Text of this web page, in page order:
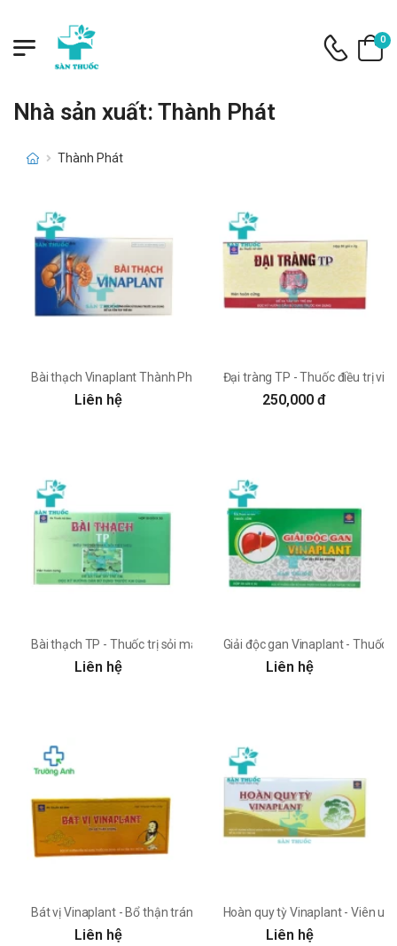
0
Nhà sản xuất: Thành Phát
Thành Phát
Bài thạch Vinaplant Thành Phát - Hỗ trợ điều trị sỏi thận
Liên hệ
Đại tràng TP - Thuốc điều trị
250,000 đ
Bài thạch TP - Thuốc trị sỏi mật, sỏi thận, sỏi tiết niệu
Liên hệ
Giải độc gan Vinaplant - Thuốc
Liên hệ
Bát vị Vinaplant - Bổ thận tráng dương, tăng cường sinh lực
Liên hệ
Hoàn quy tỳ Vinaplant - Viên
Liên hệ